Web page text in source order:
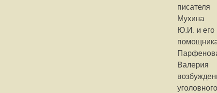
писателя
Мухина
Ю.И. и его
Валерия